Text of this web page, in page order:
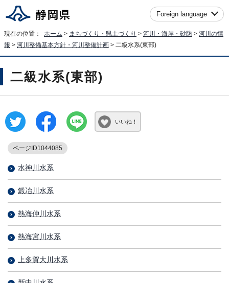
Foreign language
現在の位置： ホーム > まちづくり・県土づくり > 河川・海岸・砂防 > 河川の情
報 > 河川整備基本方針・河川整備計画 > 二級水系(東部)
二級水系(東部)
いいね！
ページID1044085
水神川水系
鍛冶川水系
熱海仲川水系
熱海宮川水系
上多賀大川水系